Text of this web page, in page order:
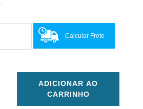
Calcular Frete
ADICIONAR AO
CARRINHO